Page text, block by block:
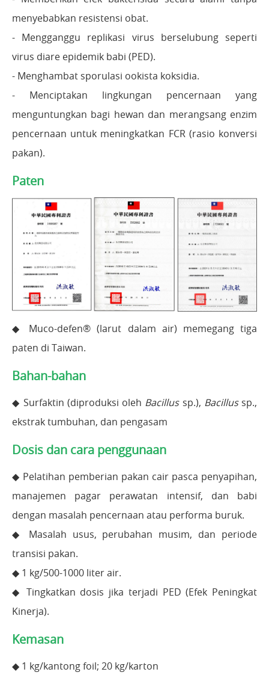
menyebabkan resistensi obat.
- Mengganggu replikasi virus berselubung seperti
virus diare epidemik babi (PED).
- Menghambat sporulasi ookista koksidia.
- Menciptakan lingkungan pencernaan yang
menguntungkan bagi hewan dan merangsang enzim
pencernaan untuk meningkatkan FCR (rasio konversi
pakan).
Paten
◆ Muco-defen® (larut dalam air) memegang tiga
paten di Taiwan.
Bahan-bahan
◆ Surfaktin (diproduksi oleh Bacillussp.), Bacillussp.,
ekstrak tumbuhan, dan pengasam
Dosis dan cara penggunaan
◆ Pelatihan pemberian pakan cair pasca penyapihan,
manajemen pagar perawatan intensif, dan babi
dengan masalah pencernaan atau performa buruk.
◆ Masalah usus, perubahan musim, dan periode
transisi pakan.
◆ 1 kg/500-1000 liter air.
◆ Tingkatkan dosis jika terjadi PED (Efek Peningkat
Kinerja).
Kemasan
◆ 1 kg/kantong foil; 20 kg/karton